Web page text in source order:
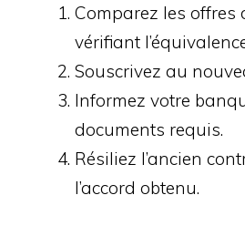
Comparez les offres
vérifiant
Souscrivez au
Informez votre
documents requis.
Résiliez l’ancien
l’accord obtenu.